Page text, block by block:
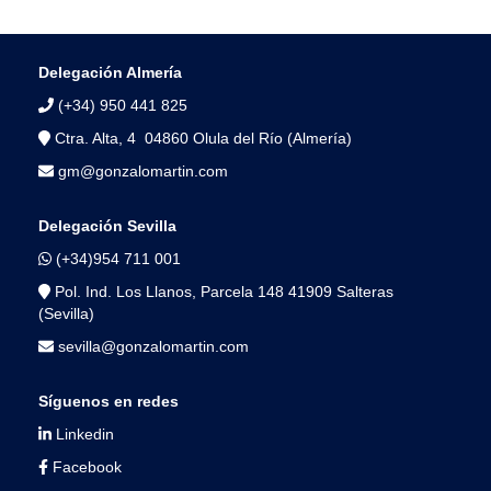
Delegación Almería
(+34) 950 441 825
Ctra. Alta, 4 04860 Olula del Río (Almería)
gm@gonzalomartin.com
Delegación Sevilla
(+34)954 711 001
Pol. Ind. Los Llanos, Parcela 148 41909 Salteras
(Sevilla)
sevilla@gonzalomartin.com
Síguenos en redes
Linkedin
Facebook